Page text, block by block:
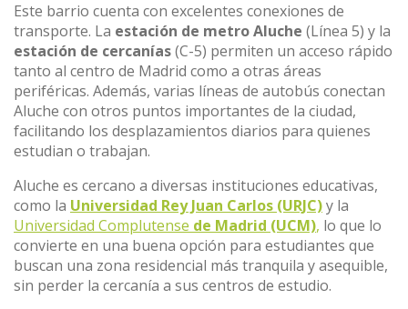
Este barrio cuenta con excelentes conexiones de
transporte. La estación de metro Aluche (Línea 5) y la
estación de cercanías(C-5) permiten un acceso rápido
tanto al centro de Madrid como a otras áreas
periféricas. Además, varias líneas de autobús conectan
Aluche con otros puntos importantes de la ciudad,
facilitando los desplazamientos diarios para quienes
estudian o trabajan.
Aluche es cercano a diversas instituciones educativas,
como la Universidad Rey Juan Carlos (URJC)y la
Universidad Complutense de Madrid (UCM), lo que lo
convierte en una buena opción para estudiantes que
buscan una zona residencial más tranquila y asequible,
sin perder la cercanía a sus centros de estudio.